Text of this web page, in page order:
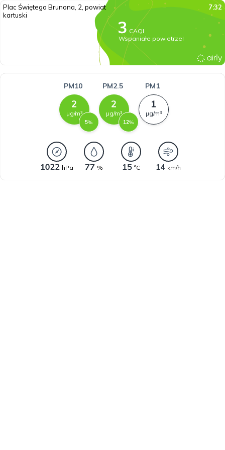
Plac Świętego Brunona, 2, powiat
kartuski
7:32
CAQI
Wspaniałe powietrze!
PM10
µg/m³
%
PM2.5
µg/m³
%
PM1
µg/m³
hPa % °C km/h